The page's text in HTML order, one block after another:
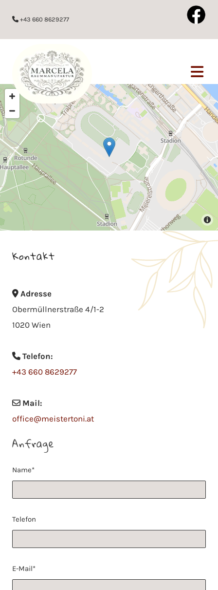
 +43 660 8629277
Kontakt
 Adresse
Obermüllnerstraße 4/1-2
1020 Wien
 Telefon:
+43 660 8629277
 Mail:
office@meistertoni.at
Anfrage
Name*
Telefon
E-Mail*